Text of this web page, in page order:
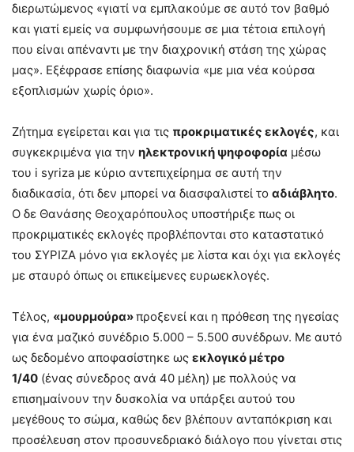
διερωτώμενος «γιατί να εμπλακούμε σε αυτό τον βαθμό
και γιατί εμείς να συμφωνήσουμε σε μια τέτοια επιλογή
που είναι απέναντι με την διαχρονική στάση της χώρας
μας». Εξέφρασε επίσης διαφωνία «με μια νέα κούρσα
εξοπλισμών χωρίς όριο».
Ζήτημα εγείρεται και για τις προκριματικές εκλογές, και
συγκεκριμένα για την ηλεκτρονική ψηφοφορία μέσω
του i syriza με κύριο αντεπιχείρημα σε αυτή την
διαδικασία, ότι δεν μπορεί να διασφαλιστεί το αδιάβλητο.
Ο δε Θανάσης Θεοχαρόπουλος υποστήριξε πως οι
προκριματικές εκλογές προβλέπονται στο καταστατικό
του ΣΥΡΙΖΑ μόνο για εκλογές με λίστα και όχι για εκλογές
με σταυρό όπως οι επικείμενες ευρωεκλογές.
Τέλος, «μουρμούρα»προξενεί και η πρόθεση της ηγεσίας
για ένα μαζικό συνέδριο 5.000 – 5.500 συνέδρων. Με αυτό
ως δεδομένο αποφασίστηκε ως εκλογικό μέτρο
1/40 (ένας σύνεδρος ανά 40 μέλη) με πολλούς να
επισημαίνουν την δυσκολία να υπάρξει αυτού του
μεγέθους το σώμα, καθώς δεν βλέπουν ανταπόκριση και
προσέλευση στον προσυνεδριακό διάλογο που γίνεται στις